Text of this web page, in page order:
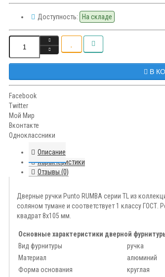
Доступность: На складе
В
Facebook
Twitter
Мой Мир
Вконтакте
Одноклассники
Описание
Характеристики
Отзывы (0)
Дверные ручки Punto RUMBA серии TL из
соляном тумане и соответствует 1 классу
квадрат 8x105 мм.
Основные характеристики дверной
Вид фурнитуры
ручка
Материал
алюминий
Форма основания
круглая